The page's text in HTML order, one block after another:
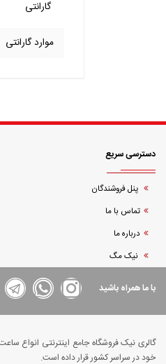
گارانتی
موارد گارانتی
دسترسی سریع
پنل فروشندگان
تماس با ما
درباره ما
نیک مگ
با ما همراه باشید
گالری نیک فروشگاه جامع اینترنتی انواع
خود در سراسر کشور قرار داده است.